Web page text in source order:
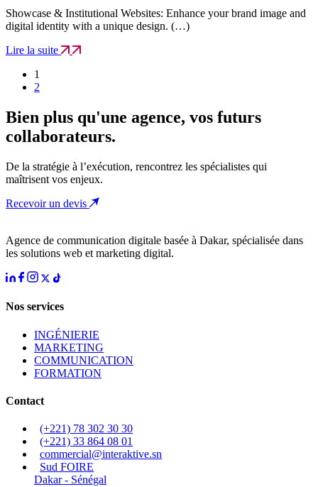
Showcase & Institutional Websites: Enhance your brand image and
digital identity with a unique design. (…)
Lire la suite
1
2
Bien plus qu'une agence, vos futurs
collaborateurs.
De la stratégie à l’exécution, rencontrez les spécialistes qui
maîtrisent vos enjeux.
Recevoir un devis
Agence de communication digitale basée à Dakar, spécialisée dans
les solutions web et marketing digital.
Nos services
INGÉNIERIE
MARKETING
COMMUNICATION
FORMATION
Contact
(+221) 78 302 30 30
(+221) 33 864 08 01
commercial@interaktive.sn
Sud FOIRE
Dakar - Sénégal